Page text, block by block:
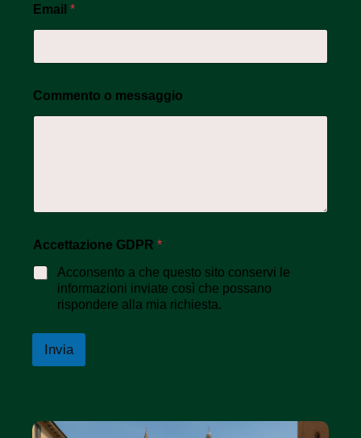
Email *
Commento o messaggio
Accettazione GDPR *
Acconsento a che questo sito conservi le
informazioni inviate così che possano
rispondere alla mia richiesta.
Invia